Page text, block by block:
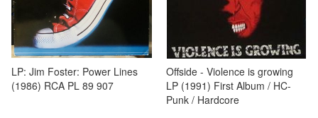
LP: Jim Foster: Power Lines
(1986) RCA PL 89 907
Offside - Violence is growing
LP (1991) First Album / HC-
Punk / Hardcore